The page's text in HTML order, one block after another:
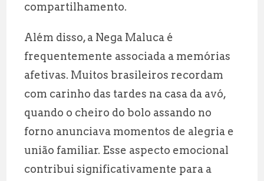
compartilhamento.
Além disso, a Nega Maluca é
frequentemente associada a memórias
afetivas. Muitos brasileiros recordam
com carinho das tardes na casa da avó,
quando o cheiro do bolo assando no
forno anunciava momentos de alegria e
união familiar. Esse aspecto emocional
contribui significativamente para a